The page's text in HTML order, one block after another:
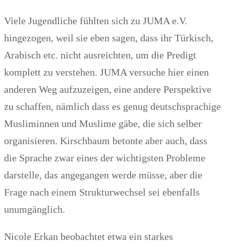
Viele Jugendliche fühlten sich zu JUMA e.V.
hingezogen, weil sie eben sagen, dass ihr Türkisch,
Arabisch etc. nicht ausreichten, um die Predigt
komplett zu verstehen. JUMA versuche hier einen
anderen Weg aufzuzeigen, eine andere Perspektive
zu schaffen, nämlich dass es genug deutschsprachige
Musliminnen und Muslime gäbe, die sich selber
organisieren. Kirschbaum betonte aber auch, dass
die Sprache zwar eines der wichtigsten Probleme
darstelle, das angegangen werde müsse, aber die
Frage nach einem Strukturwechsel sei ebenfalls
unumgänglich.
Nicole Erkan beobachtet etwa ein starkes